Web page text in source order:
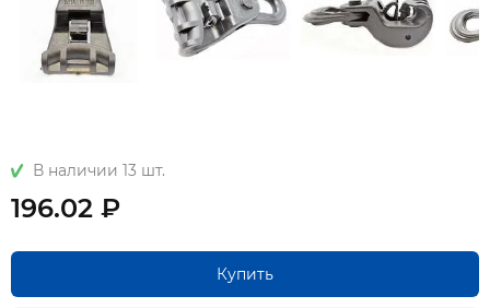
В наличии 13 шт.
196.02 ₽
Купить